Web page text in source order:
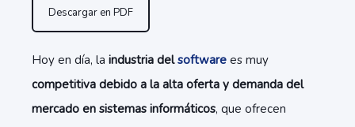
Descargar en PDF
Hoy en día, la industria delsoftware es muy
competitiva debido a la alta oferta y demanda del
mercado en sistemas informáticos, que ofrecen